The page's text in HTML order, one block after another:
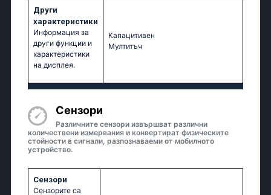
Други
характеристики
Информация за
други функции и
характеристики
на дисплея.
Капацитивен
Мултитъч
Сензори
Различните сензори извършват различни
количествени измервания и конвертират физическите
стойности в сигнали, разпознаваеми от мобилното
устройство.
Сензори
Сензорите са